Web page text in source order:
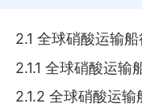
2.1 全球硝酸运输
2.1.1 全球硝酸运输
2.1.2 全球硝酸运